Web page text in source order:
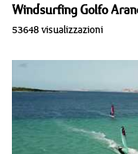
Windsurfing Golfo
53648 visualizzazioni